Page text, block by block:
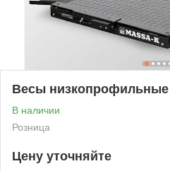
Весы низкопрофильные
В наличии
Розница
Цену уточняйте